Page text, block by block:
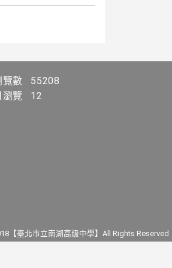
覽數
55208
瀏覽
12
【臺北市立南湖高級中學】All Rights Reserved